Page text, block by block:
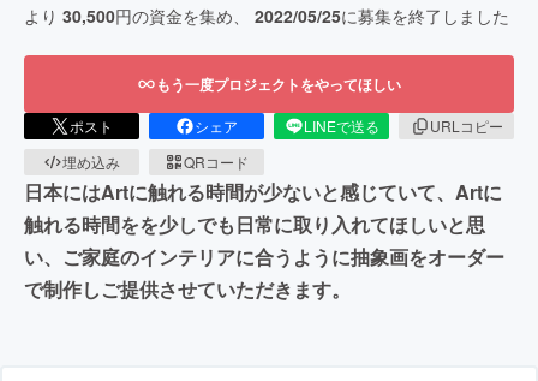
より 30,500円の資金を集め、 2022/05/25に募集を終了しました
もう一度プロジェクトをやってほしい
ポスト シェア LINEで送る
URLコピー
埋め込み
QRコード
日本にはArtに触れる時間が少ないと感じていて、Artに
触れる時間をを少しでも日常に取り入れてほしいと思
い、ご家庭のインテリアに合うように抽象画をオーダー
で制作しご提供させていただきます。